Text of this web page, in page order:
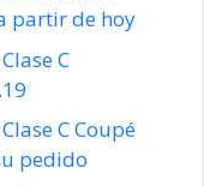
partir de hoy
C
C Coupé
pedido